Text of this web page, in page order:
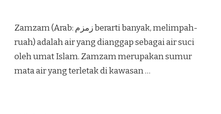
Zamzam (Arab: زمزم‎ berarti banyak, melimpah-
ruah) adalah air yang dianggap sebagai air suci
oleh umat Islam. Zamzam merupakan sumur
mata air yang terletak di kawasan …